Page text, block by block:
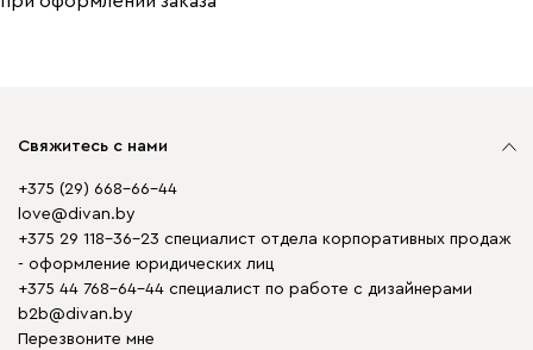
Свяжитесь с нами
+375 (29) 668-66-44
love@divan.by
+375 29 118-36-23 специалист отдела корпоративных продаж
- оформление юридических лиц
+375 44 768-64-44 специалист по работе с дизайнерами
b2b@divan.by
Перезвоните мне